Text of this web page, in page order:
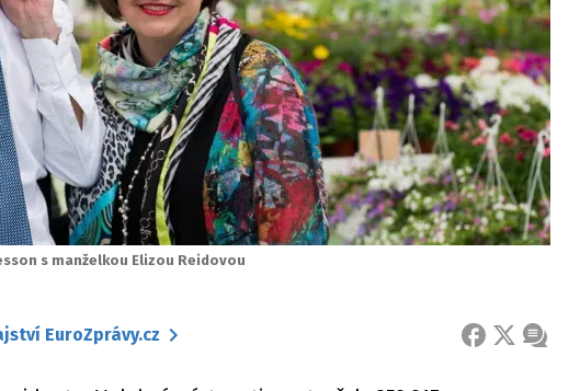
s manželkou Elizou Reidovou
EuroZprávy.cz FACEBOOK
X ZPRÁVA